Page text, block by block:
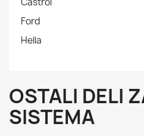
Ford
Hella
OSTALI DELI
SISTEMA